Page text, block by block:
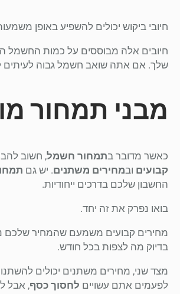
חיובי ביקוש יכולים להשפיע באופן
חיובים אלה מבוססים על כמות
שלך. אם אתה שואב חשמל גבוה לעיתים
מבני תמחור
כאשר מדובר בתמחור חשמל, חשוב
קבועים ובמחירים משתנים. יש גם
החשבון שלכם בדרכים ייחודיות.
בואו נפרק את זה יחד.
מחירים קבועים משמעם שהמחיר שלכם
בדיוק מה לצפות בכל חודש.
לפעמים אתם עשויים לחסוך כסף, אבל